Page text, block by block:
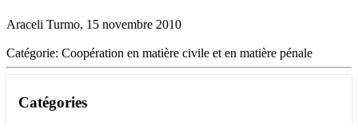
Araceli Turmo, 15 novembre 2010
Catégorie: Coopération en matière civile et en matière pénale
Catégories